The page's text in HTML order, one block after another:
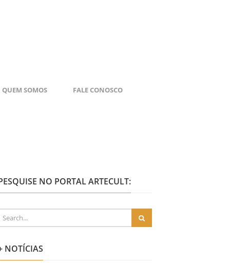
QUEM SOMOS FALE CONOSCO
NO PORTAL ARTECULT:
NOTÍCIAS